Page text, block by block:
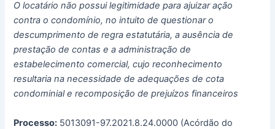
O locatário não possui legitimidade para ajuizar ação
contra o condomínio, no intuito de questionar o
descumprimento de regra estatutária, a ausência de
prestação de contas e a administração de
estabelecimento comercial, cujo reconhecimento
resultaria na necessidade de adequações de cota
condominial e recomposição de prejuízos financeiros
Processo: 5013091-97.2021.8.24.0000 (Acórdão do